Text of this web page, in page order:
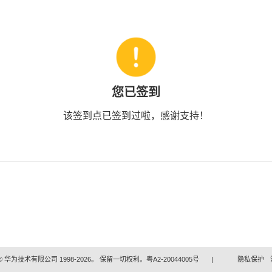
您已签到
该签到点已签到过啦，感谢支持！
华为技术有限公司 1998-2026。 保留一切权利。粤A2-20044005号 | 隐私保护